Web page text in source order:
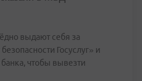
выдают себя за
Госуслуг» и
чтобы вывезти